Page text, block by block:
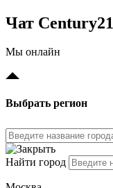
Чат Century21
Мы онлайн
Выбрать регион
Найти город